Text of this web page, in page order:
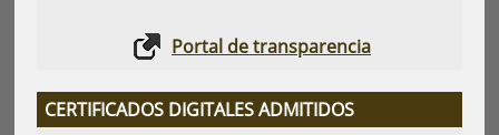
Portal de transparencia
CERTIFICADOS DIGITALES ADMITIDOS